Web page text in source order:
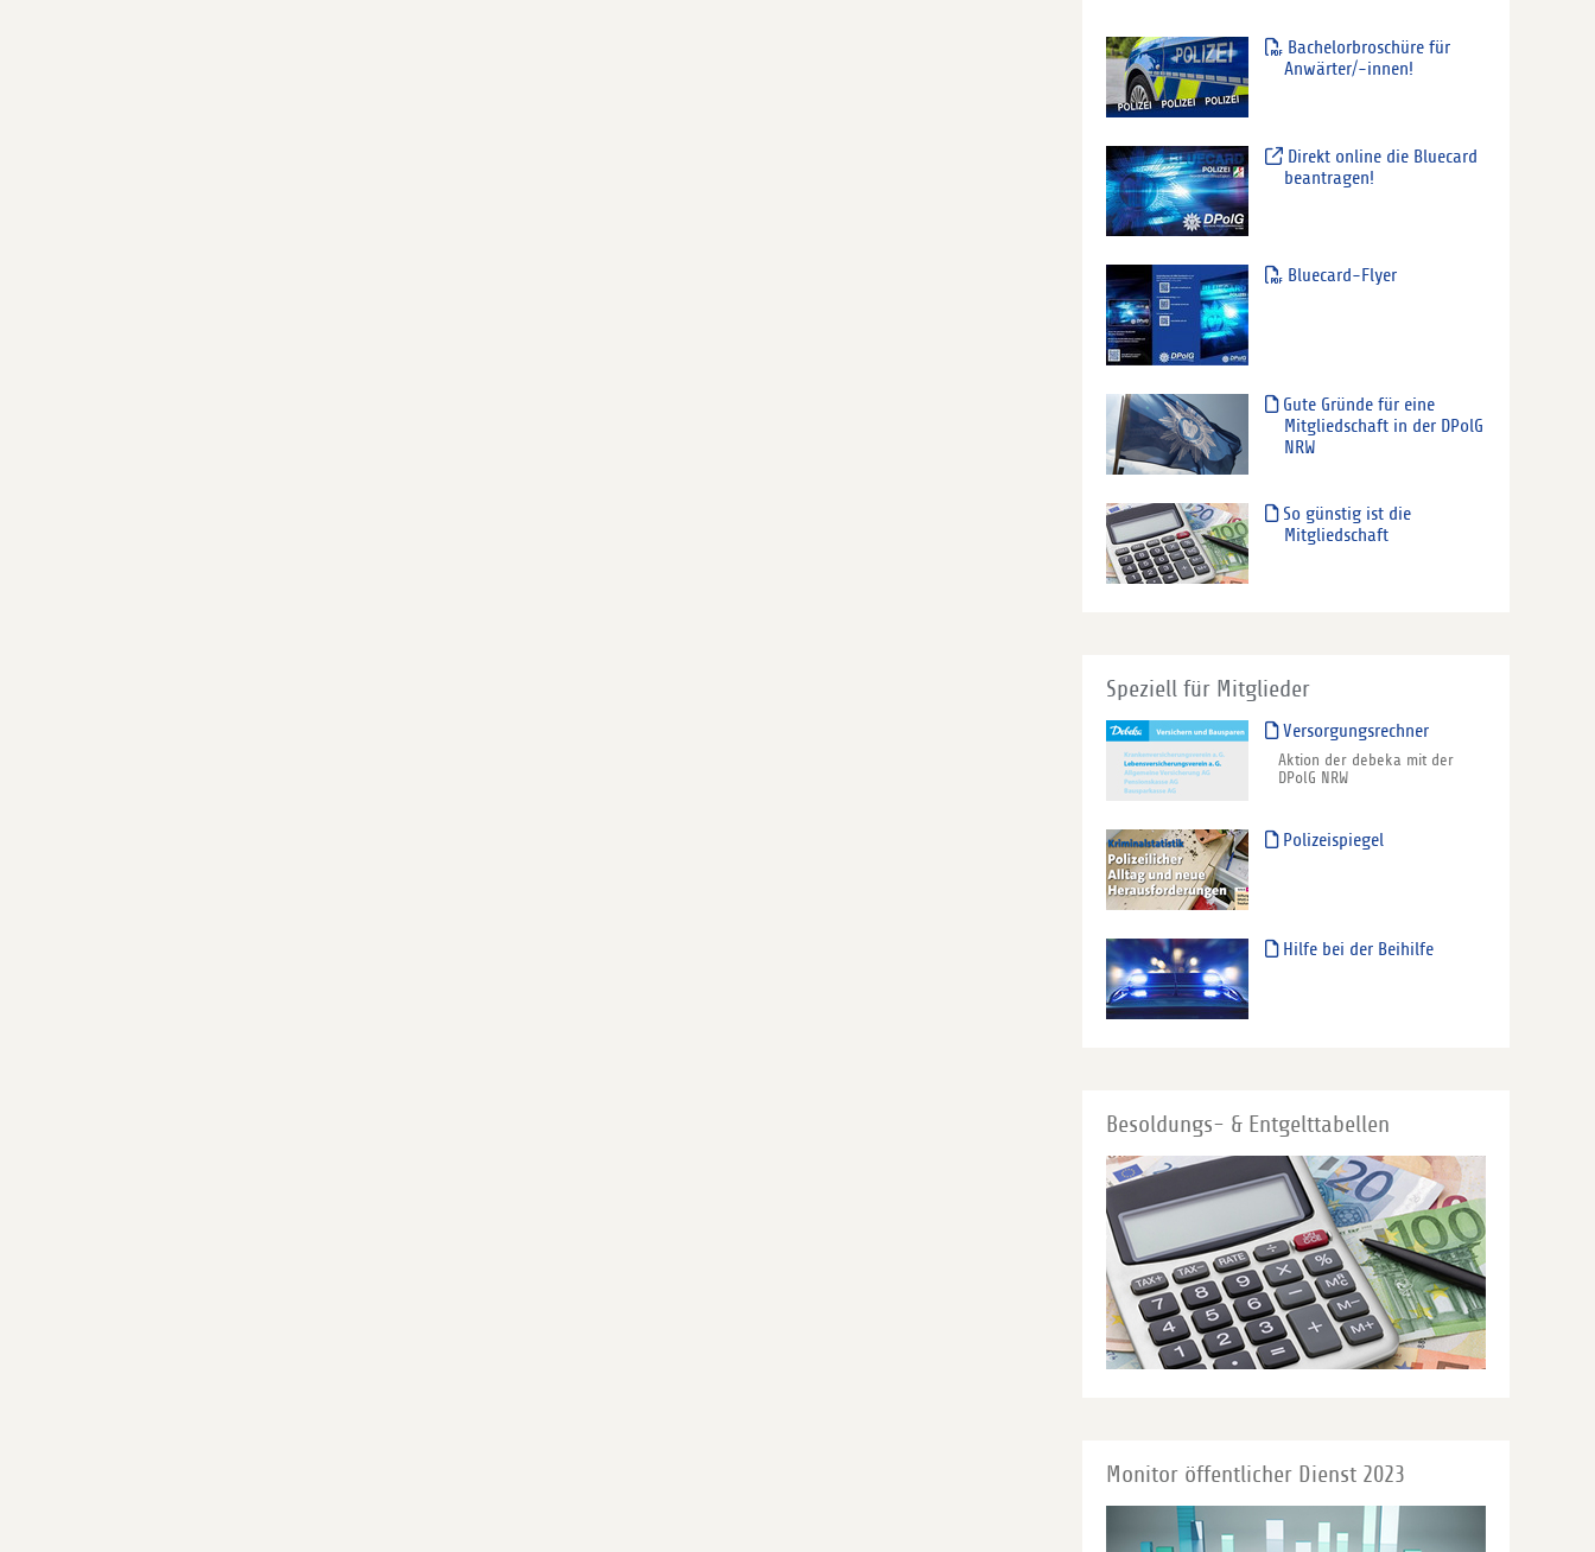
Bachelorbroschüre für
Anwärter/-innen!
Direkt online die Bluecard
beantragen!
Bluecard-Flyer
Gute Gründe für eine
Mitgliedschaft in der DPolG
NRW
So günstig ist die
Mitgliedschaft
Speziell für Mitglieder
Versorgungsrechner
Aktion der debeka mit der
DPolG NRW
Polizeispiegel
Hilfe bei der Beihilfe
Besoldungs- & Entgelttabellen
Monitor öffentlicher Dienst 2023